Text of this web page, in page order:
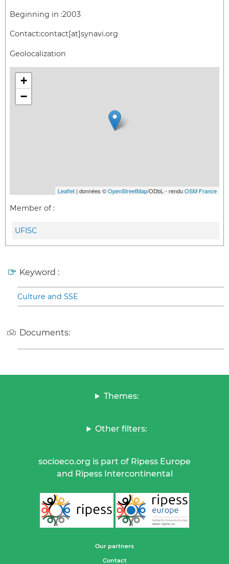
Beginning in :2003
Contact:contact[at]synavi.org
Geolocalization
+
−
Leaflet | données ©OpenStreetMap/ODbL - renduOSM France
Member of :
UFISC
Keyword :
Culture and SSE
Documents:
Themes:
Other filters:
socioeco.org is part of Ripess Europe
and Ripess Intercontinental
Our partners
Contact